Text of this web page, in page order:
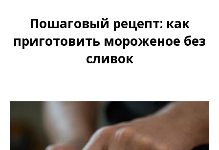
Пошаговый рецепт: как
приготовить мороженое без
сливок